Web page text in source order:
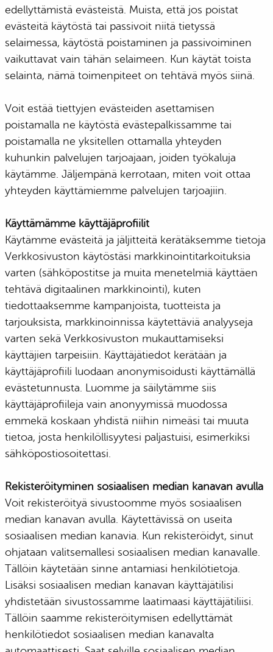
edellyttämistä evästeistä. Muista, että jos poistat
evästeitä käytöstä tai passivoit niitä tietyssä
selaimessa, käytöstä poistaminen ja passivoiminen
vaikuttavat vain tähän selaimeen. Kun käytät toista
selainta, nämä toimenpiteet on tehtävä myös siinä.
Voit estää tiettyjen evästeiden asettamisen
poistamalla ne käytöstä evästepalkissamme tai
poistamalla ne yksitellen ottamalla yhteyden
kuhunkin palvelujen tarjoajaan, joiden työkaluja
käytämme. Jäljempänä kerrotaan, miten voit ottaa
yhteyden käyttämiemme palvelujen tarjoajiin.
Käyttämämme käyttäjäprofiilit
Käytämme evästeitä ja jäljitteitä kerätäksemme tietoja
Verkkosivuston käytöstäsi markkinointitarkoituksia
varten (sähköpostitse ja muita menetelmiä käyttäen
tehtävä digitaalinen markkinointi), kuten
tiedottaaksemme kampanjoista, tuotteista ja
tarjouksista, markkinoinnissa käytettäviä analyyseja
varten sekä Verkkosivuston mukauttamiseksi
käyttäjien tarpeisiin. Käyttäjätiedot kerätään ja
käyttäjäprofiili luodaan anonymisoidusti käyttämällä
evästetunnusta. Luomme ja säilytämme siis
käyttäjäprofiileja vain anonyymissä muodossa
emmekä koskaan yhdistä niihin nimeäsi tai muuta
tietoa, josta henkilöllisyytesi paljastuisi, esimerkiksi
sähköpostiosoitettasi.
Rekisteröityminen sosiaalisen median kanavan avulla
Voit rekisteröityä sivustoomme myös sosiaalisen
median kanavan avulla. Käytettävissä on useita
sosiaalisen median kanavia. Kun rekisteröidyt, sinut
ohjataan valitsemallesi sosiaalisen median kanavalle.
Tällöin käytetään sinne antamiasi henkilötietoja.
Lisäksi sosiaalisen median kanavan käyttäjätilisi
yhdistetään sivustossamme laatimaasi käyttäjätiliisi.
Tällöin saamme rekisteröitymisen edellyttämät
henkilötiedot sosiaalisen median kanavalta